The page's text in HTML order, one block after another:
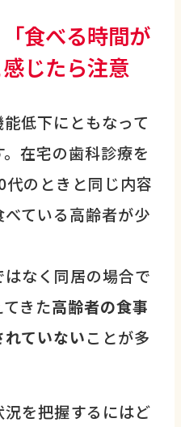
食べる時間が
じたら注意
低下にともなって
在宅の歯科診療を
代のときと同じ内容
ている高齢者が少
なく同居の場合で
きた高齢者の食事
ていないことが多
を把握するにはど